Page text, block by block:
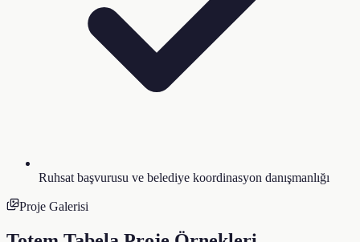
Ruhsat başvurusu ve belediye koordinasyon danışmanlığı
Proje Galerisi